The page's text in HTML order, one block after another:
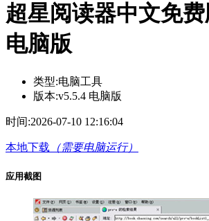
超星阅读器中文免费
电脑版
类型:​​电脑工具
版本:v5.5.4 电脑版
时间:2026-07-10 12:16:04
本地下载 （需要电脑运行）
应用截图